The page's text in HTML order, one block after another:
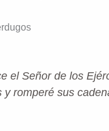
el Señor de los
y romperé sus